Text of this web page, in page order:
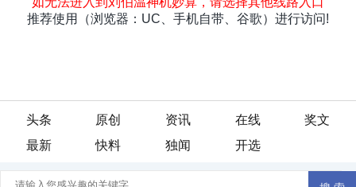
头条 原创 资讯 在线
奖文
最新
快料 独闻 开选